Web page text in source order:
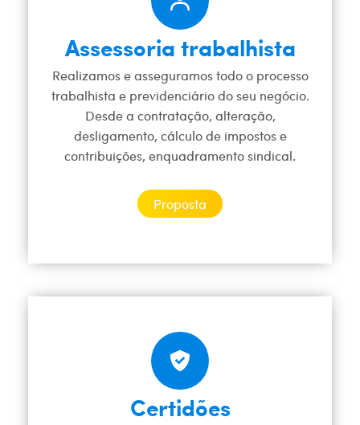
Assessoria trabalhista
Realizamos e asseguramos todo o processo
trabalhista e previdenciário do seu negócio.
Desde a contratação, alteração,
desligamento, cálculo de impostos e
contribuições, enquadramento sindical.
Proposta
Certidões